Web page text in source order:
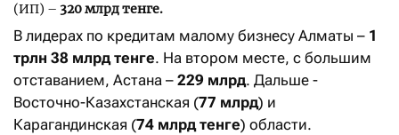
(ИП) – 320 млрд тенге.
В лидерах по кредитам малому бизнесу Алматы – 1
трлн 38 млрд тенге. На втором месте, с большим
отставанием, Астана – 229 млрд. Дальше -
Восточно-Казахстанская (77 млрд) и
Карагандинская (74 млрд тенге) области.